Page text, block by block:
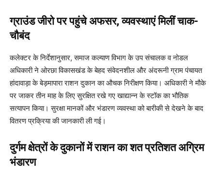
​ग्राउंड जीरो पर पहुंचे अफसर, व्यवस्थाएं मिलीं चाक-
चौबंद
​कलेक्टर के निर्देशानुसार, समाज कल्याण विभाग के उप संचालक व नोडल
अधिकारी ने ओरछा विकासखंड के बेहद संवेदनशील और अंदरूनी ग्राम पंचायत
हांदावाड़ा के बेड़मापारा राशन दुकान का औचक निरीक्षण किया। अधिकारी ने मौके
पर जाकर तीन माह के लिए सुरक्षित रखे गए खाद्यान्न के स्टॉक का भौतिक
सत्यापन किया। सुरक्षा मानकों और भंडारण व्यवस्था को बारीकी से देखने के बाद
वितरण प्रक्रिया की जानकारी ली गई।
दुर्गम क्षेत्रों के दुकानों में राशन का शत प्रतिशत अग्रिम
भंडारण